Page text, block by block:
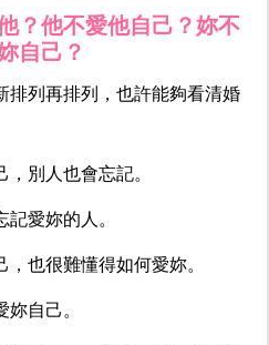
？他不愛他自己？妳不
自己？
排列再排列，也許能夠看清婚
別人也會忘記。
愛妳的人。
也很難懂得如何愛妳。
自己。